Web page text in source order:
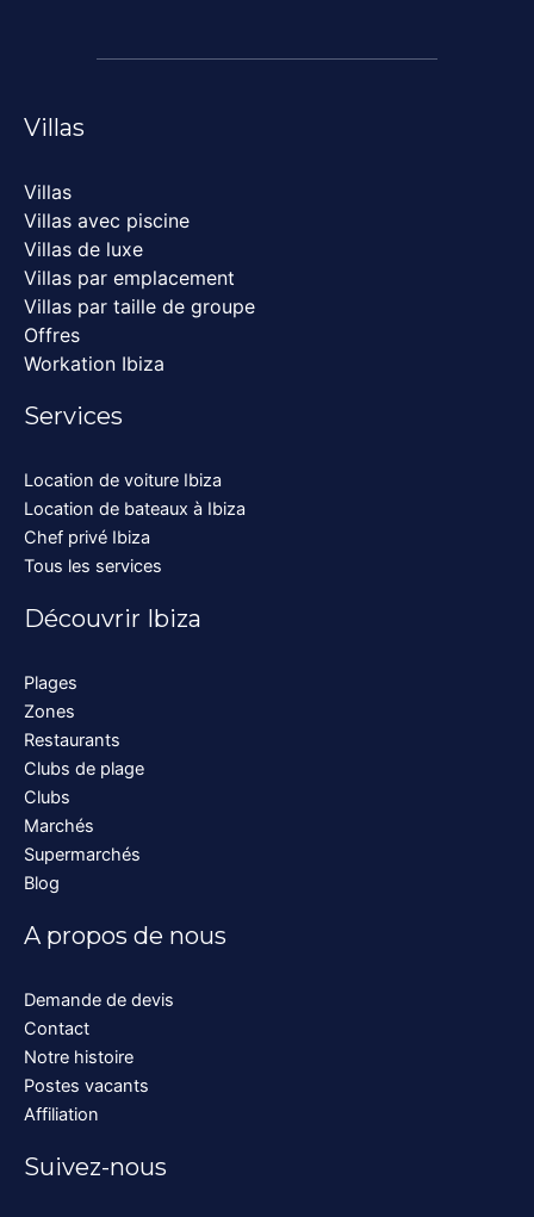
Villas
Villas
Villas avec piscine
Villas de luxe
Villas par emplacement
Villas par taille de groupe
Offres
Workation Ibiza
Services
Location de voiture Ibiza
Location de bateaux à Ibiza
Chef privé Ibiza
Tous les services
Découvrir Ibiza
Plages
Zones
Restaurants
Clubs de plage
Clubs
Marchés
Supermarchés
Blog
A propos de nous
Demande de devis
Contact
Notre histoire
Postes vacants
Affiliation
Suivez-nous